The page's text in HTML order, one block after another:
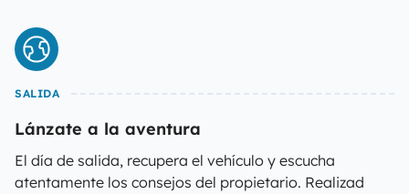
SALIDA
Lánzate a la aventura
El día de salida, recupera el vehículo y escucha
atentamente los consejos del propietario. Realizad